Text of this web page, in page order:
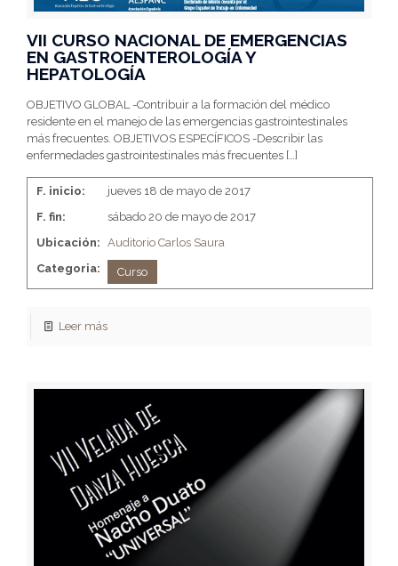
VII CURSO NACIONAL DE EMERGENCIAS
EN GASTROENTEROLOGÍA Y
HEPATOLOGÍA
OBJETIVO GLOBAL -Contribuir a la formación del médico
residente en el manejo de las emergencias gastrointestinales
más frecuentes. OBJETIVOS ESPECÍFICOS -Describir las
enfermedades gastrointestinales más frecuentes […]
F. inicio:
jueves 18 de mayo de 2017
F. fin:
sábado 20 de mayo de 2017
Ubicación: Auditorio Carlos Saura
Categoria:
Curso
Leer más